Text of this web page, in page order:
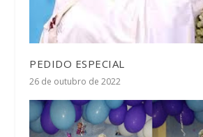
PEDIDO ESPECIAL
26 de outubro de 2022